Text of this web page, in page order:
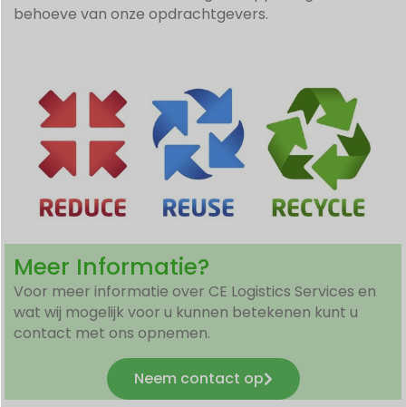
behoeve van onze opdrachtgevers.
Meer Informatie?
Voor meer informatie over CE Logistics Services en
wat wij mogelijk voor u kunnen betekenen kunt u
contact met ons opnemen.
Neem contact op